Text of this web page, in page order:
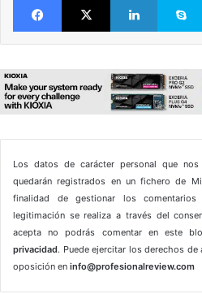
Los datos de carácter personal que
quedarán registrados en un fichero de
finalidad de gestionar los
legitimación se realiza a través del
acepta no podrás comentar en este
privacidad. Puede ejercitar los derechos
oposición en info@profesionalreview.com